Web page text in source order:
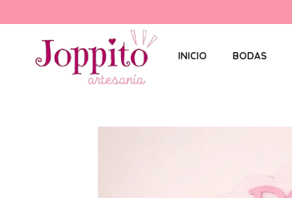
INICIO BODAS